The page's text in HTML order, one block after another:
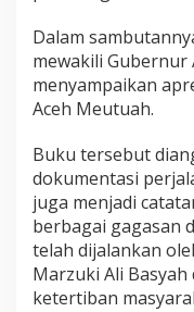
Dalam
mewakili
menyampaikan
Aceh Meutuah.
Buku tersebut
dokumentasi
juga menjadi
berbagai gagasan
telah dijalankan
Marzuki Ali
ketertiban